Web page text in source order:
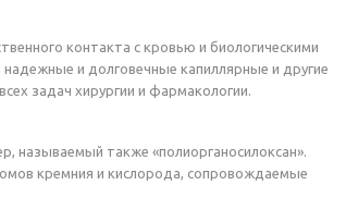
контакта с кровью и биологическими
и долговечные капиллярные и другие
задач хирургии и фармакологии.
называемый также «полиорганосилоксан».
кремния и кислорода, сопровождаемые